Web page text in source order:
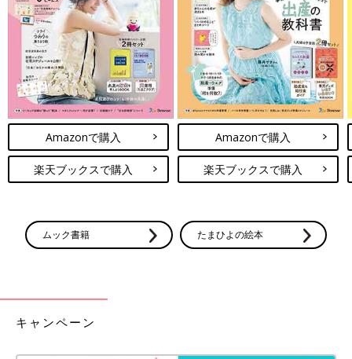
Amazonで購入
楽天ブックスで購入
Amazonで購入
楽天ブックスで購入
ムック書籍 たまひよの絵本
キャンペーン